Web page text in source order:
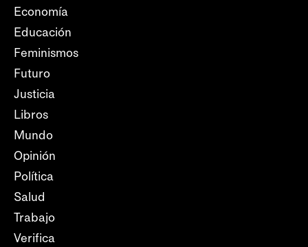
Economía
Educación
Feminismos
Futuro
Justicia
Libros
Mundo
Opinión
Política
Salud
Trabajo
Verifica